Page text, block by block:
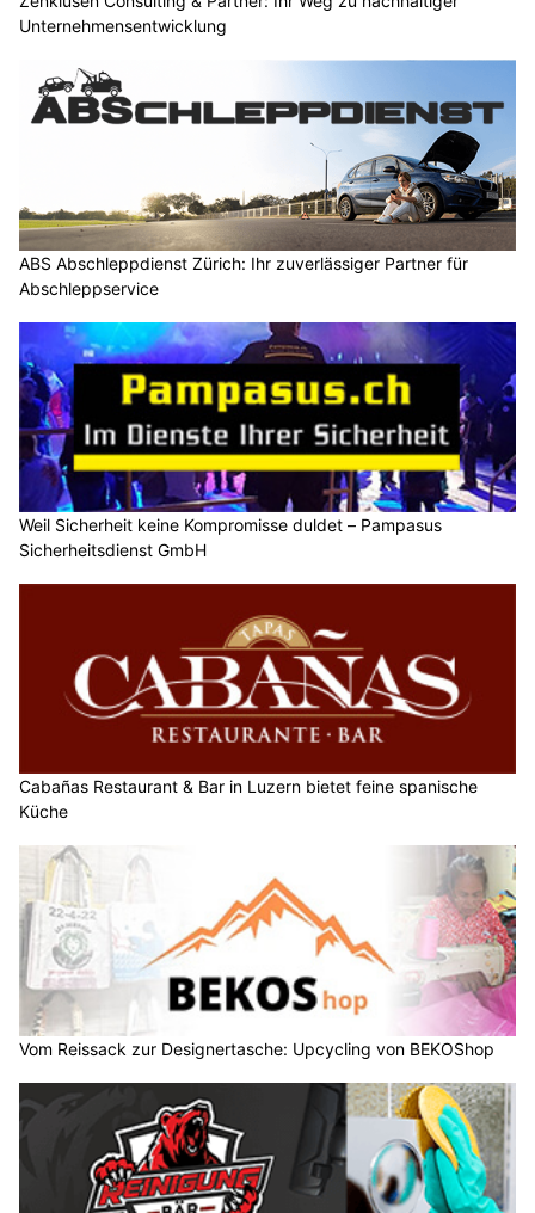
Unternehmensentwicklung
ABS Abschleppdienst Zürich: Ihr zuverlässiger Partner für
Abschleppservice
Weil Sicherheit keine Kompromisse duldet – Pampasus
Sicherheitsdienst GmbH
Cabañas Restaurant & Bar in Luzern bietet feine spanische
Küche
Vom Reissack zur Designertasche: Upcycling von BEKOShop